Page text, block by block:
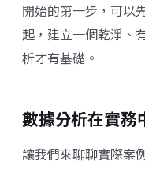
開始的第一步，可以
起，建立一個乾淨、
析才有基礎。
數據分析在實務
讓我們來聊聊實際案